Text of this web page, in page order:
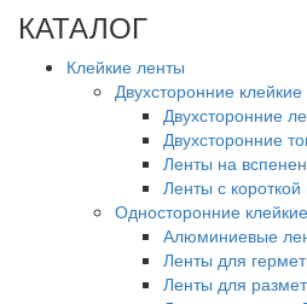
КАТАЛОГ
Клейкие ленты
Двухсторонние
Двухсторонние
Двухсторонние
Ленты на
Ленты с короткой
Односторонние
Алюминиевые
Ленты для
Ленты для